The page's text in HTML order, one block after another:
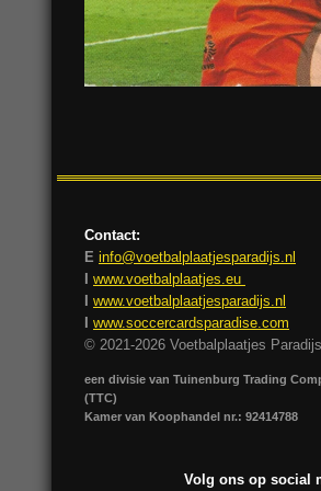
Contact:
E info@voetbalplaatjesparadijs.nl
I www.voetbalplaatjes.eu
I www.voetbalplaatjesparadijs.nl
I www.soccercardsparadise.com
© 2021-2026 Voetbalplaatjes Paradijs
een divisie van Tuinenburg Trading
(TTC)
Kamer van Koophandel nr.: 92414788
Volg ons op social